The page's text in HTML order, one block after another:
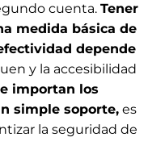
cuenta. Tener
medida básica de
depende
y la accesibilidad
importan los
simple soporte, es
la seguridad de